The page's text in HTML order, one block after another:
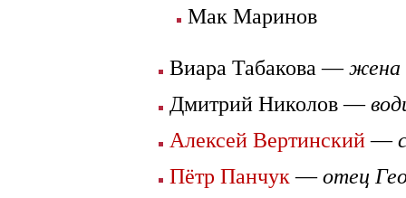
Мак Маринов
Виара Табакова —жена
Дмитрий Николов —
Алексей Вертинский—
Пётр Панчук —отец